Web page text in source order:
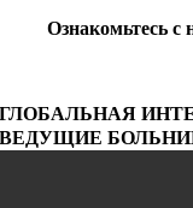
Ознакомьтесь
ГЛОБАЛЬНАЯ
ВЕДУЩИЕ